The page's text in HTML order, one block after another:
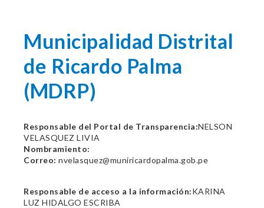
Municipalidad Distrital
de Ricardo Palma
(MDRP)
Responsable del Portal de Transparencia:NELSON
VELASQUEZ LIVIA
Nombramiento:
Correo: nvelasquez@muniricardopalma.gob.pe
Responsable de acceso a la información:KARINA
LUZ HIDALGO ESCRIBA